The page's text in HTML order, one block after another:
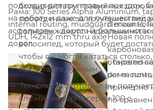
подходит для групповых поездок,
на работу и даже для путешествий
асфальтовых дорог на
дорог.
большинством гравийных
проведенные за кручением
солнцем, кажутся идеальными, и
велосипед, который будет
чтобы вы могли кататься
посчитаете нужным.
Технологии, которые вы
алюминия Alpha серии 100 с
Рама: 100 Series Alpha Aluminium,
internal routing, mudguard mounts,
UDH, 142x12 mm thru axle
Вилка: Domane AL carbon, tapered
internal brake routing, fender
12x100mm thru axle
Легкая
Новая
рамы
примерно
по